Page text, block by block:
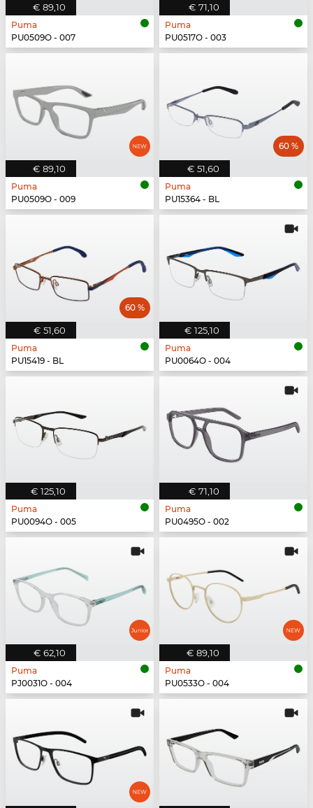
€ 89,10
Puma
PU0509O - 007
€ 71,10
Puma
PU0517O - 003
€ 89,10
Puma
PU0509O - 009
€ 51,60
60 %
Puma
PU15364 - BL
€ 51,60
60 %
Puma
PU15419 - BL
€ 125,10
Puma
PU0064O - 004
€ 125,10
Puma
PU0094O - 005
€ 71,10
Puma
PU0495O - 002
€ 62,10
Puma
PJ0031O - 004
€ 89,10
Puma
PU0533O - 004